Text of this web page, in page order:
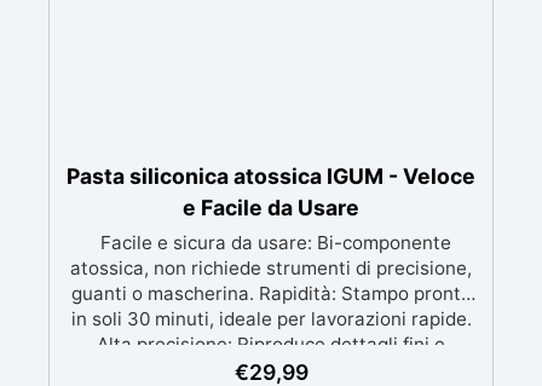
Pasta siliconica atossica IGUM - Veloce
e Facile da Usare
Facile e sicura da usare: Bi-componente
atossica, non richiede strumenti di precisione,
guanti o mascherina. Rapidità: Stampo pronto
in soli 30 minuti, ideale per lavorazioni rapide.
Alta precisione: Riproduce dettagli fini e
complessi con un risultato professionale.
€29,99